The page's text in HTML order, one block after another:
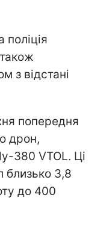
поліція
з відстані
попередня
дрон,
380 VTOL. Ці
близько 3,8
до 400